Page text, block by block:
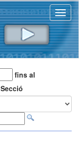
fins al
Secció